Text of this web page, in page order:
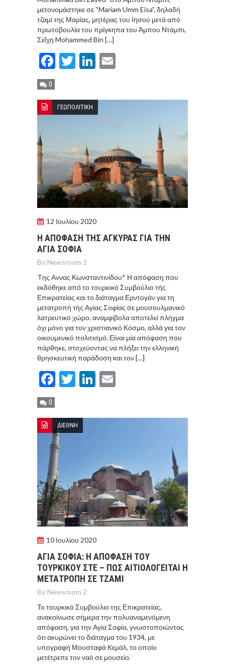
μετονομάστηκε σε “Mariam Umm Eisa”, δηλαδή
τζαμί της Μαρίας, μητέρας του Ιησού μετά από
πρωτοβουλία του πρίγκηπα του Άμπου Ντάμπι,
Σεΐχη Mohammed Bin […]
Facebook
TwitterLinkedIn
0
ΓΕΩΠΟΛΙΤΙΚΗ
12 Ιουλίου 2020
H ΑΠOΦΑΣΗ ΤΗΣ AΓΚΥΡΑΣ ΓΙΑ ΤΗΝ
ΑΓIΑ ΣΟΦIΑ
By:Newsroom 2
Tης Αννας Κωνσταντινίδου* Η απόφαση που
εκδόθηκε από το τουρκικό Συμβούλιο τής
Επικρατείας και το διάταγμα Ερντογάν για τη
μετατροπή τής Αγίας Σοφίας σε μουσουλμανικό
λατρευτικό χώρο, αναμφίβολα αποτελεί πλήγμα
όχι μόνο για τον χριστιανικό Κόσμο, αλλά για τον
οικουμενικό πολιτισμό. Είναι μία απόφαση που
πάρθηκε, στοχεύοντας να πλήξει την ελληνική
θρησκευτική παράδοση και τον […]
Facebook
TwitterLinkedIn
0
ΔΙΕΘΝΗ
10 Ιουλίου 2020
ΑΓIA ΣΟΦIA: Η ΑΠOΦΑΣΗ ΤΟΥ
ΤΟΥΡΚΙΚΟY ΣΤΕ – ΠΩΣ ΑΙΤΙΟΛΟΓΕIΤΑΙ Η
ΜΕΤΑΤΡΟΠH ΣΕ ΤΖΑΜI
By:Newsroom 2
Το τουρκικό Συμβούλιο της Επικρατείας,
ανακοίνωσε σήμερα την πολυαναμενόμενη
απόφαση, για την Αγία Σοφία, γνωστοποιώντας
ότι ακυρώνει το διάταγμα του 1934, με
υπογραφή Μουσταφά Κεμάλ, το οποίο
μετέτρεπε τον ναό σε μουσείο.